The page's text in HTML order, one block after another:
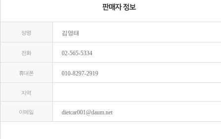
성명 김영태
전화 02-565-5334
휴대폰 010-8297-2919
지역
이메일 dietcar001@daum.net